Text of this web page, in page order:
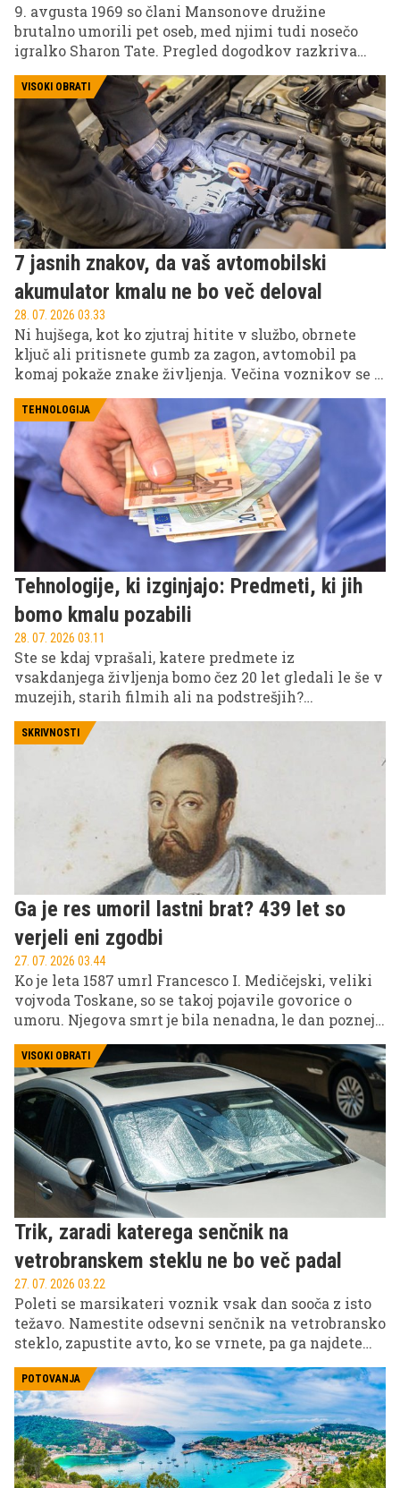
9. avgusta 1969 so člani Mansonove družine
brutalno umorili pet oseb, med njimi tudi nosečo
igralko Sharon Tate. Pregled dogodkov razkriva
zgodovini in motivacijo zloglasnega kulta.
VISOKI OBRATI
7 jasnih znakov, da vaš avtomobilski
akumulator kmalu ne bo več deloval
28. 07. 2026 03.33
Ni hujšega, kot ko zjutraj hitite v službo, obrnete
ključ ali pritisnete gumb za zagon, avtomobil pa
komaj pokaže znake življenja. Večina voznikov se z
več vžgati. Vendar akumulator redko odpove brez
opozorila. Običajno že tedne ali celo mesece prej
kaže znake, da izgublja moč.
TEHNOLOGIJA
Tehnologije, ki izginjajo: Predmeti, ki jih
bomo kmalu pozabili
28. 07. 2026 03.11
Ste se kdaj vprašali, katere predmete iz
vsakdanjega življenja bomo čez 20 let gledali le še v
muzejih, starih filmih ali na podstrešjih?
navad že danes izrinjajo stvari, ki so se še pred
nekaj leti zdele nepogrešljive.
SKRIVNOSTI
Ga je res umoril lastni brat? 439 let so
verjeli eni zgodbi
27. 07. 2026 03.44
Ko je leta 1587 umrl Francesco I. Medičejski, veliki
vojvoda Toskane, so se takoj pojavile govorice o
umoru. Njegova smrt je bila nenadna, le dan pozneje
pa je umrla tudi njegova žena Bianca Cappello.
Glavni osumljenec? Njegov brat Ferdinando,
politični tekmec, ki je po njegovi smrti prevzel
oblast.
VISOKI OBRATI
Trik, zaradi katerega senčnik na
vetrobranskem steklu ne bo več padal
27. 07. 2026 03.22
Poleti se marsikateri voznik vsak dan sooča z isto
težavo. Namestite odsevni senčnik na vetrobransko
steklo, zapustite avto, ko se vrnete, pa ga najdete
zmečkanega na sedežu. Sonce pa je medtem kabino
znova spremenilo v pravo pečico.
POTOVANJA